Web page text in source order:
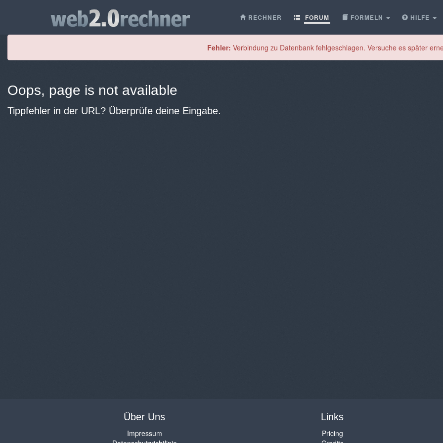
RECHNER FORUM FORMELN HILFE
Fehler: Verbindung zu Datenbank fehlgeschlagen. Versuche es später
Oops, page is not available
Tippfehler in der URL? Überprüfe deine Eingabe.
Über Uns
Impressum
Links
Pricing